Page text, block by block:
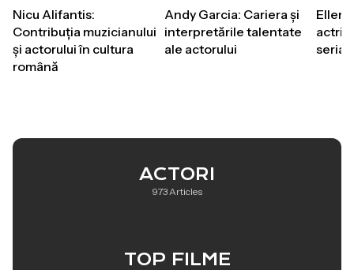
Nicu Alifantis:
Contribuția muzicianului
și actorului în cultura
română
Andy Garcia: Cariera și
interpretările talentate
ale actorului
Ellen
ACTORI
973 Articles
TOP FILME